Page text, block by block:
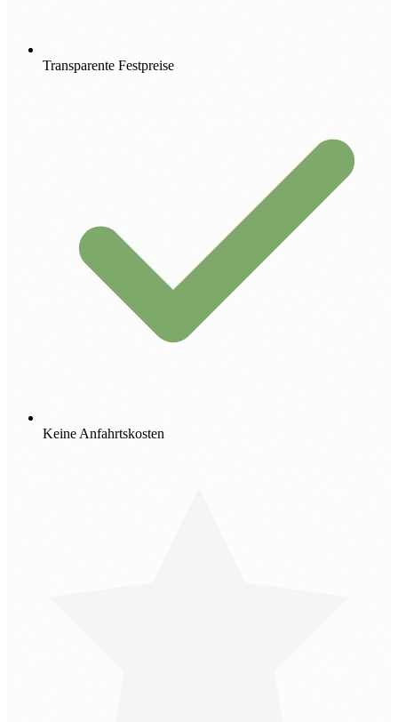
Transparente Festpreise
Keine Anfahrtskosten